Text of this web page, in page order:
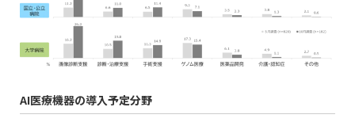
AI医療機器の導入予定分野